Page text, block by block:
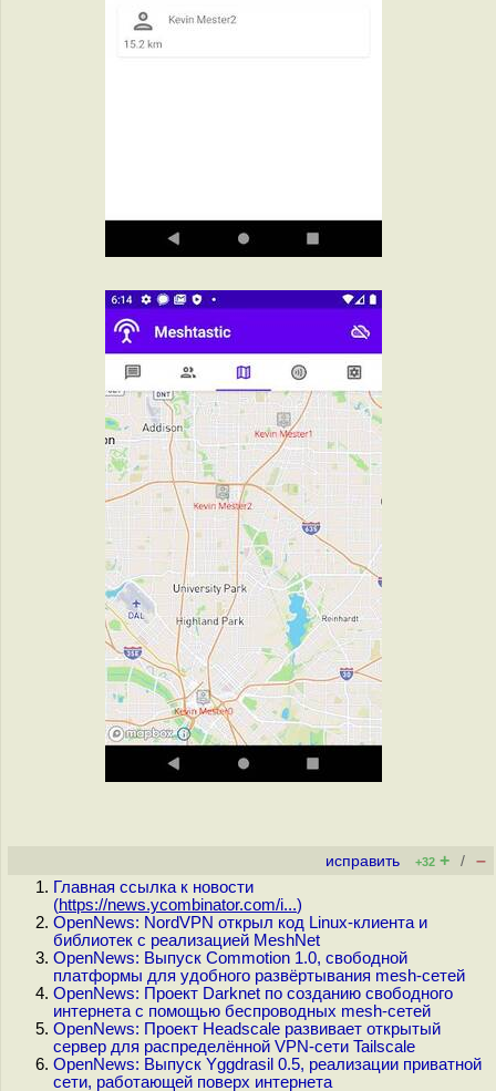
исправить +32 + / –
Главная ссылка к новости
(https://news.ycombinator.com/i...)
OpenNews: NordVPN открыл код Linux-клиента и
библиотек с реализацией MeshNet
OpenNews: Выпуск Commotion 1.0, свободной
платформы для удобного развёртывания mesh-сетей
OpenNews: Проект Darknet по созданию свободного
интернета с помощью беспроводных mesh-сетей
OpenNews: Проект Headscale развивает открытый
сервер для распределённой VPN-сети Tailscale
OpenNews: Выпуск Yggdrasil 0.5, реализации приватной
сети, работающей поверх интернета